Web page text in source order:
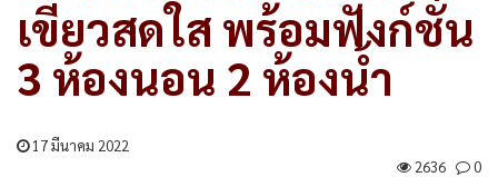
เขียวสดใส พร้อมฟังก์ชั่น
3 ห้องนอน 2 ห้องน้ำ
17 มีนาคม 2022
2636
0